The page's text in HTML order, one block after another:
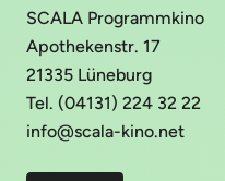
SCALA Programmkino
Apothekenstr. 17
21335 Lüneburg
Tel. (04131) 224 32 22
info@scala-kino.net